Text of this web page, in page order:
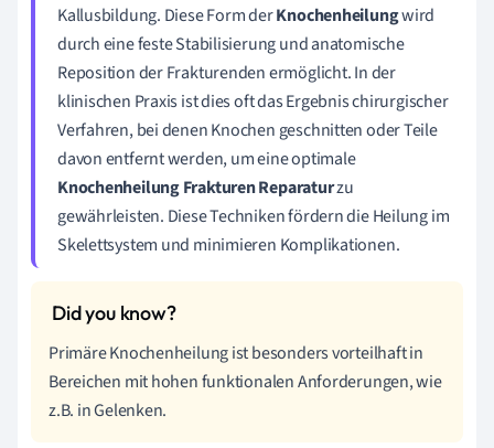
Kallusbildung. Diese Form derKnochenheilungwird
durch eine feste Stabilisierung und anatomische
Reposition der Frakturenden ermöglicht. In der
klinischen Praxis ist dies oft das Ergebnis chirurgischer
Verfahren, bei denen Knochen geschnitten oder Teile
davon entfernt werden, um eine optimale
Knochenheilung Frakturen Reparaturzu
gewährleisten. Diese Techniken fördern die Heilung im
Skelettsystem und minimieren Komplikationen.
Primäre Knochenheilung ist besonders vorteilhaft in
Bereichen mit hohen funktionalen Anforderungen, wie
z.B. in Gelenken.